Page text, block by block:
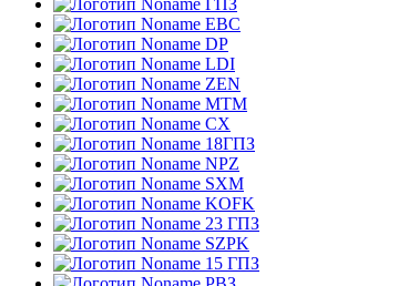
ГПЗ
EBC
DP
LDI
ZEN
MTM
CX
18ГПЗ
NPZ
SXM
KOFK
23 ГПЗ
SZPK
15 ГПЗ